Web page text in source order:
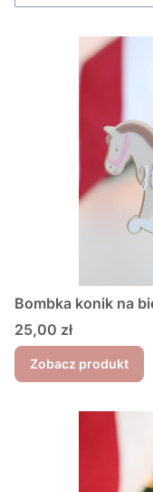
Bombka konik na
Cena
25,00 zł
Zobacz produkt